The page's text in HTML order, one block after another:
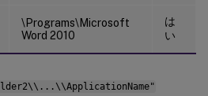
\Programs\Microsoft
Word 2010
は
い